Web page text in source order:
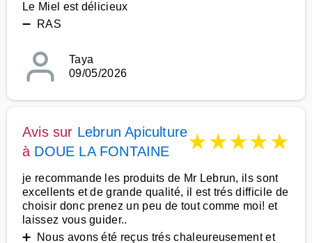
Le Miel est délicieux
➖ RAS
Taya
09/05/2026
Avis sur Lebrun Apiculture
à DOUE LA FONTAINE ★★★★★
je recommande les produits de Mr Lebrun, ils sont
excellents et de grande qualité, il est trés difficile de
choisir donc prenez un peu de tout comme moi! et
laissez vous guider..
➕ Nous avons été reçus trés chaleureusement et